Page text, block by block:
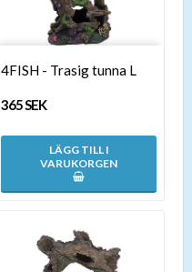
4FISH - Trasig tunna L
365 SEK
LÄGG TILL I
VARUKORGEN